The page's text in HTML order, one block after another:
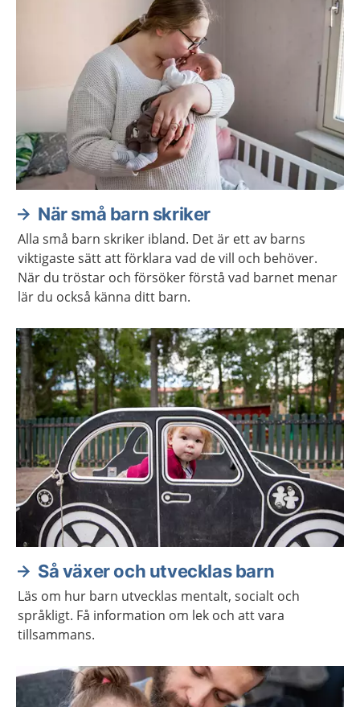
När små barn skriker
Alla små barn skriker ibland. Det är ett av barns
viktigaste sätt att förklara vad de vill och behöver.
När du tröstar och försöker förstå vad barnet menar
lär du också känna ditt barn.
Så växer och utvecklas barn
Läs om hur barn utvecklas mentalt, socialt och
språkligt. Få information om lek och att vara
tillsammans.